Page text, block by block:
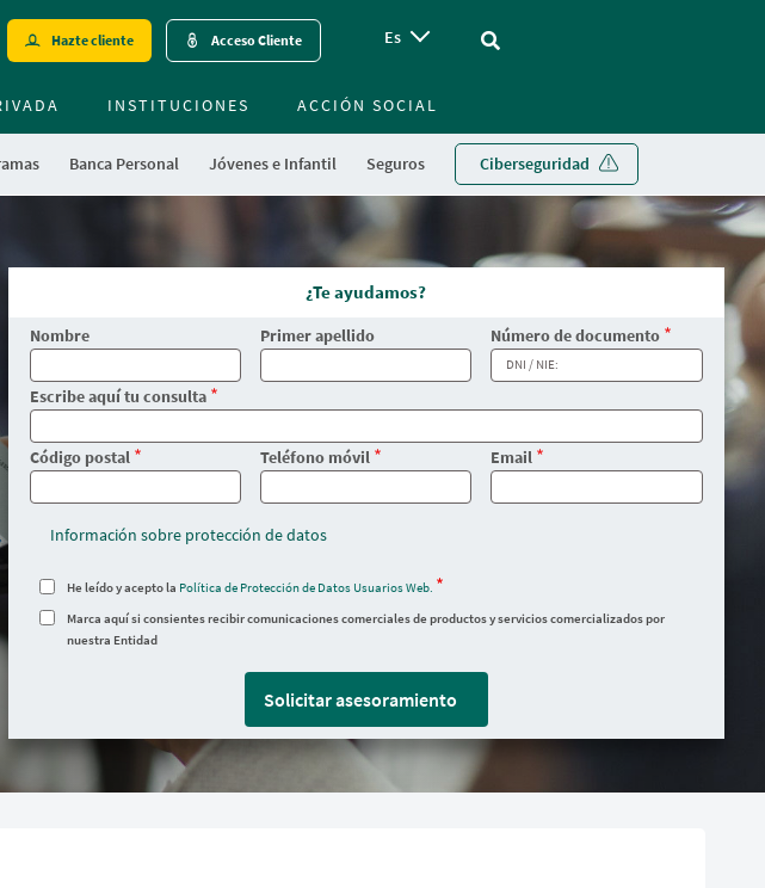
Hazte cliente Acceso Cliente Es Vinculo - Buscar en la web
Banca Personal Jóvenes e Infantil Seguros Ciberseguridad
INSTITUCIONES ACCIÓN SOCIAL
¿Te ayudamos?
Nombre Primer apellido Número de documento
Escribe aquí tu consulta
Código postal Teléfono móvil Email
Información sobre protección de datos
He leído y acepto la Política de Protección de Datos Usuarios Web.
Marca aquí si consientes recibir comunicaciones comerciales de productos y servicios comercializados por
nuestra Entidad
Solicitar asesoramiento